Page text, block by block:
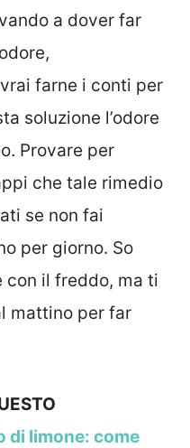
a dover far
farne i conti per
soluzione l’odore
Provare per
che tale rimedio
se non fai
per giorno. So
con il freddo, ma ti
mattino per far
di limone: come